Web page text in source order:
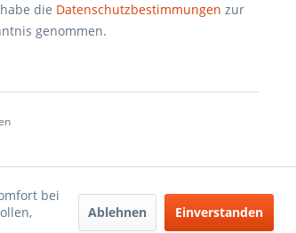
die Datenschutzbestimmungen zur
genommen.
bei
Ablehnen Einverstanden